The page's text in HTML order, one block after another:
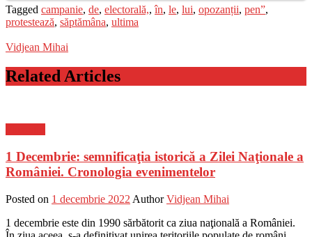
Tagged campanie, de, electorală,,în, le, lui, opozanții, pen”,
protestează, săptămâna, ultima
Vidjean Mihai
Related Articles
1 Decembrie: semnificaţia istorică a Zilei Naţionale a
României. Cronologia evenimentelor
Posted on 1 decembrie 2022 Author Vidjean Mihai
1 decembrie este din 1990 sărbătorit ca ziua naţională a României.